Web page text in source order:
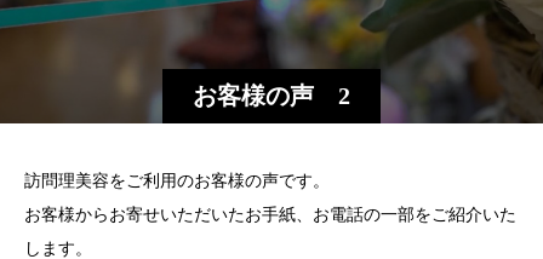
お客様の声 2
訪問理美容をご利用のお客様の声です。
お客様からお寄せいただいたお手紙、お電話の一部をご紹介いた
します。